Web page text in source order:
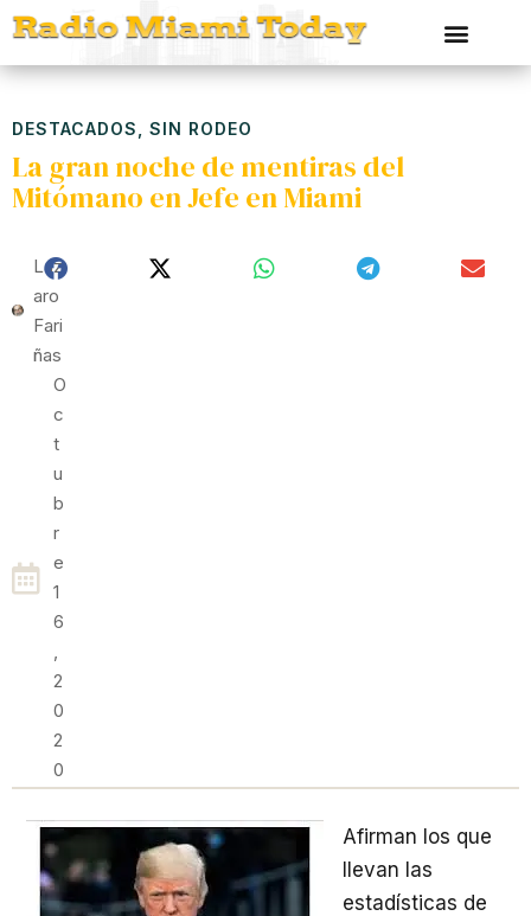
DESTACADOS SIN RODEO
La gran noche de mentiras del
Mitómano en Jefe en Miami
Láz
Aro
Fari
Ñas
O
C
T
U
B
R
E
1
6
,
2
0
2
0
Afirman los que
llevan las
estadísticas de